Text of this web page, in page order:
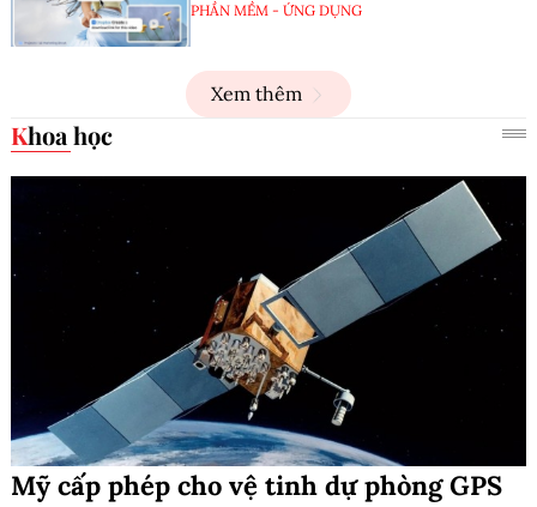
PHẦN MỀM - ỨNG DỤNG
Xem thêm
Khoa học
Mỹ cấp phép cho vệ tinh dự phòng GPS